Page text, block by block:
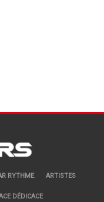
RYTHME ARTISTES
DÉDICACE